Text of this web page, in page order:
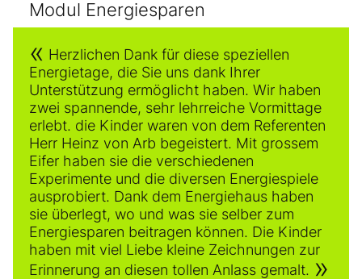
Modul Energiesparen
Herzlichen Dank für diese speziellen
Energietage, die Sie uns dank Ihrer
Unterstützung ermöglicht haben. Wir haben
zwei spannende, sehr lehrreiche Vormittage
erlebt. die Kinder waren von dem Referenten
Herr Heinz von Arb begeistert. Mit grossem
Eifer haben sie die verschiedenen
Experimente und die diversen Energiespiele
ausprobiert. Dank dem Energiehaus haben
sie überlegt, wo und was sie selber zum
Energiesparen beitragen können. Die Kinder
haben mit viel Liebe kleine Zeichnungen zur
Erinnerung an diesen tollen Anlass gemalt.